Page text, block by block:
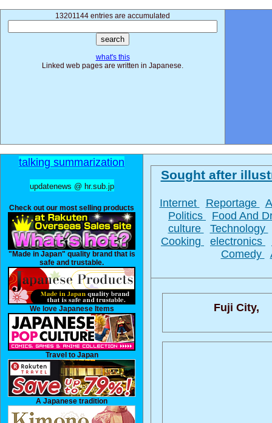
13201144 entries are accumulated
what's this
Linked web pages are written in Japanese.
talking summarization
updatenews @ hr.sub.jp
Check out our most selling products
"Made in Japan" quality brand that is
safe and trustable.
We love Japanese Items
Travel to Japan
A Japanese tradition
Sought after
Internet Reportage
Politics
Food And
culture
Technology
Cooking
electronics
Comedy
Fuji City,